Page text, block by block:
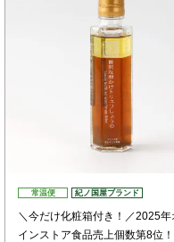
常温便 紀ノ国屋ブランド
＼今だけ化粧箱付き！／2025年
インストア食品売上個数第8位！